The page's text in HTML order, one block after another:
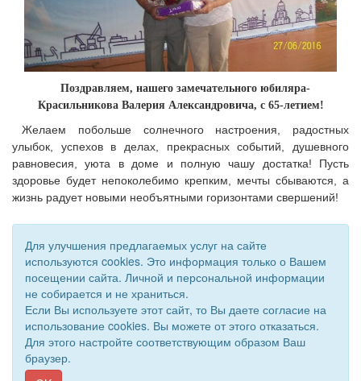
Поздравляем, нашего замечательного юбиляра-
Красильникова Валерия Александровича, с 65-летием!
Желаем побольше солнечного настроения, радостных
улыбок, успехов в делах, прекрасных событий, душевного
равновесия, уюта в доме и полную чашу достатка! Пусть
здоровье будет непоколебимо крепким, мечты сбываются, а
жизнь радует новыми необъятными горизонтами свершений!
© 2018 - 2026 Администрация МО "Бирюковский сельсовет".
Все права защищены.
Сайт создан при поддержке «
Для улучшения предлагаемых услуг на сайте
используются cookies. Это информация только о Вашем
посещении сайта. Личной и персональной информации
не собирается и не храниться.
Если Вы используете этот сайт, то Вы даете согласие на
использование cookies. Вы можете от этого отказаться.
Для этого настройте соответствующим образом Ваш
браузер.